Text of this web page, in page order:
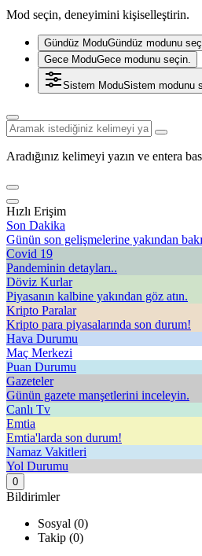
Mod seçin, deneyimini kişiselleştirin.
Gündüz ModuGündüz modunu
Gece ModuGece modunu seçin.
Sistem ModuSistem modunu
Aradığınız kelimeyi yazın ve entera
Hızlı Erişim
Son Dakika
Günün son gelişmelerine yakından
Covid 19
Pandeminin detayları..
Döviz Kurlar
Piyasanın kalbine yakından göz atın.
Kripto Paralar
Kripto para piyasalarında son durum!
Hava Durumu
Maç Merkezi
Puan Durumu
Gazeteler
Günün gazete manşetlerini inceleyin.
Canlı Tv
Emtia
Emtia'larda son durum!
Namaz Vakitleri
Yol Durumu
0
Bildirimler
Sosyal (0)
Takip (0)